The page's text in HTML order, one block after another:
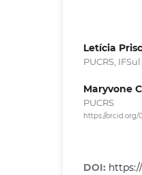
Letícia
PUCRS, IFSul
Maryvone
PUCRS
https://
DOI: